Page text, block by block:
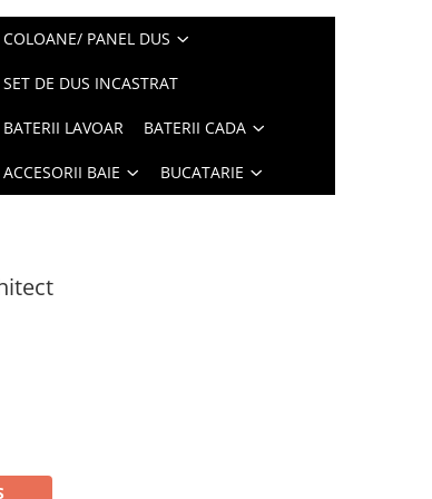
COLOANE/ PANEL DUS
SET DE DUS INCASTRAT
BATERII LAVOAR BATERII CADA
ACCESORII BAIE BUCATARIE